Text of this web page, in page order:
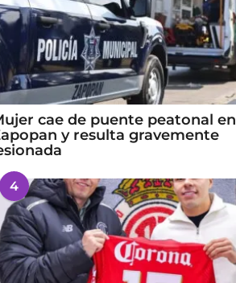
cae de puente peatonal en
y resulta gravemente
4